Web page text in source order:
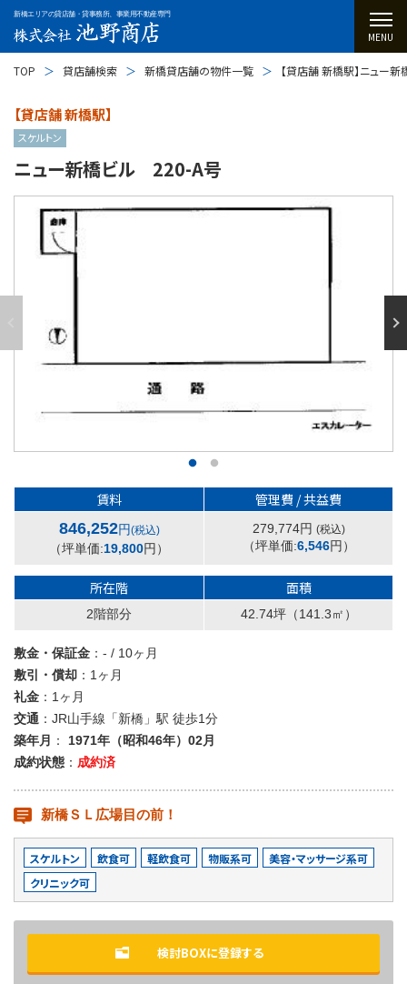
新橋エリアの貸店舗・貸事務所、事業用不動産専門
MENU
TOP 貸店舗検索 新橋貸店舗の物件一覧 【貸店舗 新橋駅】ニュー
【貸店舗 新橋駅】
スケルトン
ニュー新橋ビル 220-A号
賃料
管理費 / 共益費
846,252円(税込)
（坪単価:19,800円）
279,774円 (税込)
（坪単価:6,546円）
所在階 面積
2階部分 42.74坪（141.3㎡）
敷金・保証金 ：- / 10ヶ月
敷引・償却 ：1ヶ月
礼金 ：1ヶ月
交通 ：JR山手線「新橋」駅 徒歩1分
築年月
： 1971年（昭和46年）02月
成約状態 ： 成約済
新橋ＳＬ広場目の前！
スケルトン 飲食可 軽飲食可 物販系可
美容・マッサージ系可
クリニック可
検討BOXに登録する